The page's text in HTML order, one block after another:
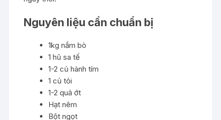
Nguyên liệu cần chuẩn bị
1kg nầm bò
1 hũ sa tế
1-2 củ hành tím
1 củ tỏi
1-2 quả ớt
Hạt nêm
Bột ngọt